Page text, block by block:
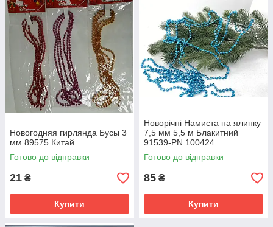
Новогодняя гирлянда Бусы 3
мм 89575 Китай
Готово до відправки
21 ₴
Купити
Новорічні Намиста на ялинку
7,5 мм 5,5 м Блакитний
91539-PN 100424
Готово до відправки
85 ₴
Купити